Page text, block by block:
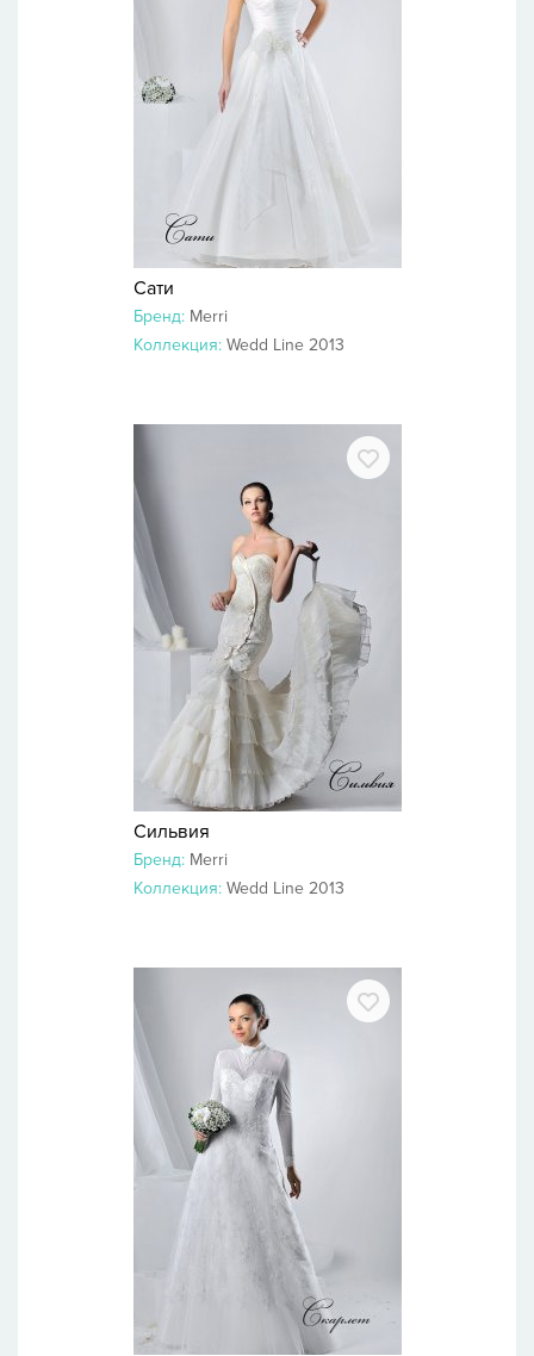
Сати
Бренд: Merri
Коллекция: Wedd Line 2013
Сильвия
Бренд: Merri
Коллекция: Wedd Line 2013